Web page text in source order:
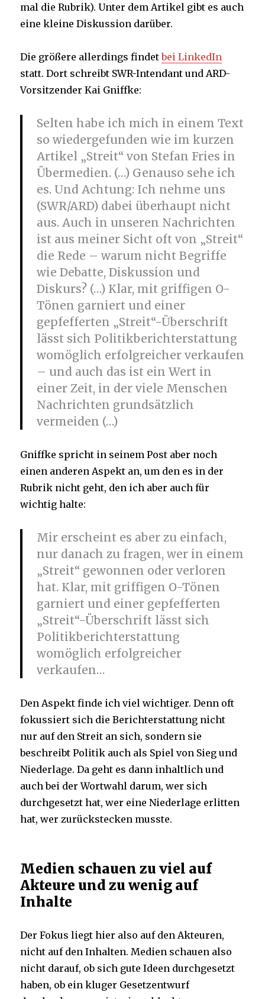
mal die Rubrik). Unter dem Artikel gibt es auch
eine kleine Diskussion darüber.
Die größere allerdings findetbei LinkedIn
statt. Dort schreibt SWR-Intendant und ARD-
Vorsitzender Kai Gniffke:
Selten habe ich mich in einem Text
so wiedergefunden wie im kurzen
Artikel „Streit“ von Stefan Fries in
Übermedien. (…) Genauso sehe ich
es. Und Achtung: Ich nehme uns
(SWR/ARD) dabei überhaupt nicht
aus. Auch in unseren Nachrichten
ist aus meiner Sicht oft von „Streit“
die Rede – warum nicht Begriffe
wie Debatte, Diskussion und
Diskurs? (…) Klar, mit griffigen O-
Tönen garniert und einer
gepfefferten „Streit“-Überschrift
lässt sich Politikberichterstattung
womöglich erfolgreicher verkaufen
– und auch das ist ein Wert in
einer Zeit, in der viele Menschen
Nachrichten grundsätzlich
vermeiden (…)
Gniffke spricht in seinem Post aber noch
einen anderen Aspekt an, um den es in der
Rubrik nicht geht, den ich aber auch für
wichtig halte:
Mir erscheint es aber zu einfach,
nur danach zu fragen, wer in einem
„Streit“ gewonnen oder verloren
hat. Klar, mit griffigen O-Tönen
garniert und einer gepfefferten
„Streit“-Überschrift lässt sich
Politikberichterstattung
womöglich erfolgreicher
verkaufen…
Den Aspekt finde ich viel wichtiger. Denn oft
fokussiert sich die Berichterstattung nicht
nur auf den Streit an sich, sondern sie
beschreibt Politik auch als Spiel von Sieg und
Niederlage. Da geht es dann inhaltlich und
auch bei der Wortwahl darum, wer sich
durchgesetzt hat, wer eine Niederlage erlitten
hat, wer zurückstecken musste.
Medien schauen zu viel auf
Akteure und zu wenig auf
Inhalte
Der Fokus liegt hier also auf den Akteuren,
nicht auf den Inhalten. Medien schauen also
nicht darauf, ob sich gute Ideen durchgesetzt
haben, ob ein kluger Gesetzentwurf